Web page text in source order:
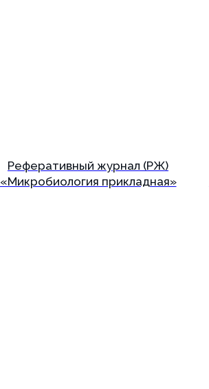
Реферативный журнал (РЖ)
«Микробиология прикладная»